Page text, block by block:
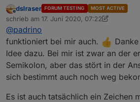
Probier mal. =)
Ist sicher nicht schön, aber
- schlafen.
N8...
Offline
dslraser FORUM TESTING MOST ACTIVE
schrieb am 17. Juni 2020, 07:22
zuletzt editiert von dslraser
@padrino
funktioniert bei mir auch.
Idee dazu. Bei mir ist zwar an der
Semikolon, aber das stört in der
sich bestimmt auch noch weg
Es ist auch tatsächlich ein Zeichen